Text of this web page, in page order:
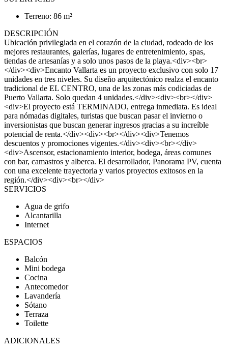
Terreno: 86 m²
DESCRIPCIÓN
Ubicación privilegiada en el corazón de la ciudad, rodeado de los
mejores restaurantes, galerías, lugares de entretenimiento, spas,
tiendas de artesanías y a solo unos pasos de la playa.<div><br>
</div><div>Encanto Vallarta es un proyecto exclusivo con solo 17
unidades en tres niveles. Su diseño arquitectónico realza el encanto
tradicional de EL CENTRO, una de las zonas más codiciadas de
Puerto Vallarta. Solo quedan 4 unidades.</div><div><br></div>
<div>El proyecto está TERMINADO, entrega inmediata. Es ideal
para nómadas digitales, turistas que buscan pasar el invierno o
inversionistas que buscan generar ingresos gracias a su increíble
potencial de renta.</div><div><br></div><div>Tenemos
descuentos y promociones vigentes.</div><div><br></div>
<div>Ascensor, estacionamiento interior, bodega, áreas comunes
con bar, camastros y alberca. El desarrollador, Panorama PV, cuenta
con una excelente trayectoria y varios proyectos exitosos en la
región.</div><div><br></div>
SERVICIOS
Agua de grifo
Alcantarilla
Internet
ESPACIOS
Balcón
Mini bodega
Cocina
Antecomedor
Lavandería
Sótano
Terraza
Toilette
ADICIONALES